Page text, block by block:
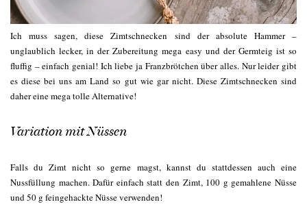
Ich muss sagen, diese Zimtschnecken sind der absolute Hammer –
unglaublich lecker, in der Zubereitung mega easy und der Germteig ist so
fluffig – einfach genial! Ich liebe ja Franzbrötchen über alles. Nur leider gibt
es diese bei uns am Land so gut wie gar nicht. Diese Zimtschnecken sind
daher eine mega tolle Alternative!
Variation mit Nüssen
Falls du Zimt nicht so gerne magst, kannst du stattdessen auch eine
Nussfüllung machen. Dafür einfach statt den Zimt, 100 g gemahlene Nüsse
und 50 g feingehackte Nüsse verwenden!